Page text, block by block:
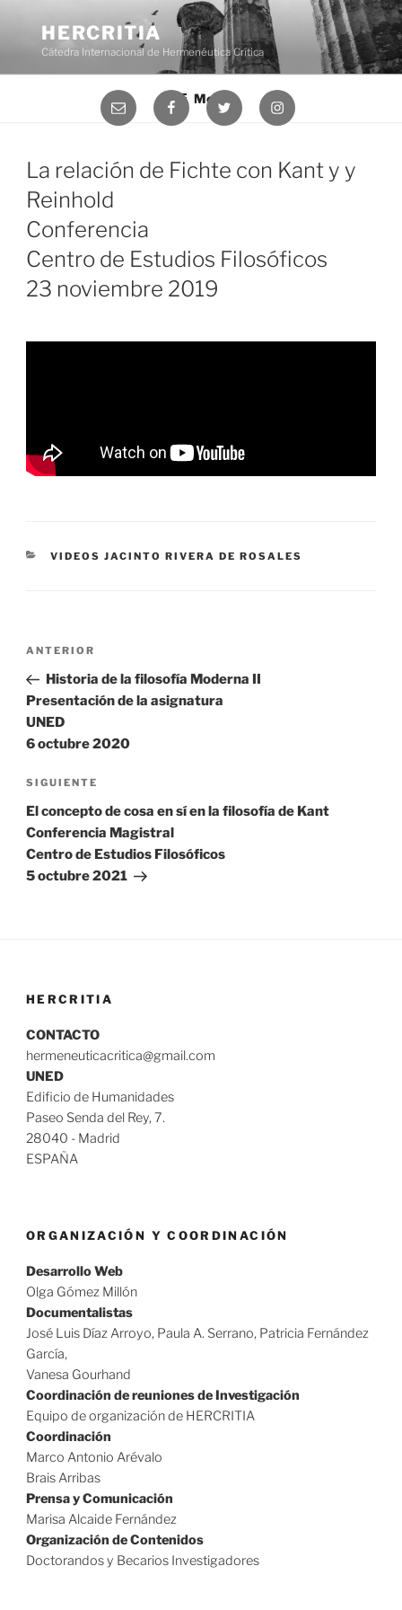
contenido
HERCRITIA
Cátedra Internacional de Hermenéutica Crítica
Menú
La relación de Fichte con Kant y y
Reinhold
Conferencia
Centro de Estudios Filosóficos
23 noviembre 2019
CATEGORÍAS
VIDEOS JACINTO RIVERA DE ROSALES
Navegación
entradas
Entrada
anterior:
ANTERIOR
Historia de la filosofía Moderna II
Presentación de la asignatura
UNED
6 octubre 2020
Siguiente
entrada
SIGUIENTE
El concepto de cosa en sí en la filosofía de Kant
Conferencia Magistral
Centro de Estudios Filosóficos
5 octubre 2021
HERCRITIA
CONTACTO
hermeneuticacritica@gmail.com
UNED
Edificio de Humanidades
Paseo Senda del Rey, 7.
28040 - Madrid
ESPAÑA
ORGANIZACIÓN Y COORDINACIÓN
Desarrollo Web
Olga Gómez Millón
Documentalistas
José Luis Díaz Arroyo, Paula A. Serrano, Patricia Fernández
García,
Vanesa Gourhand
Coordinación de reuniones de Investigación
Equipo de organización de HERCRITIA
Coordinación
Marco Antonio Arévalo
Brais Arribas
Prensa y Comunicación
Marisa Alcaide Fernández
Organización de Contenidos
Doctorandos y Becarios Investigadores
Correo
electrónico
FacebookTwitter Instagram